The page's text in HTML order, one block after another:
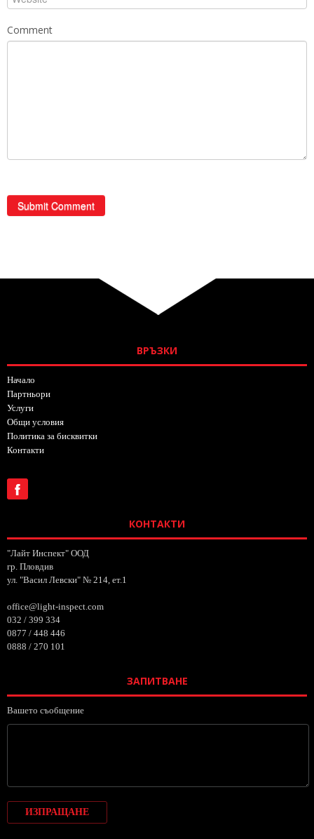
Comment
ВРЪЗКИ
Начало
Партньори
Услуги
Общи условия
Политика за бисквитки
Контакти
КОНТАКТИ
"Лайт Инспект" ООД
гр. Пловдив
ул. "Васил Левски" № 214, ет.1
office@light-inspect.com
032 / 399 334
0877 / 448 446
0888 / 270 101
ЗАПИТВАНЕ
Вашето съобщение